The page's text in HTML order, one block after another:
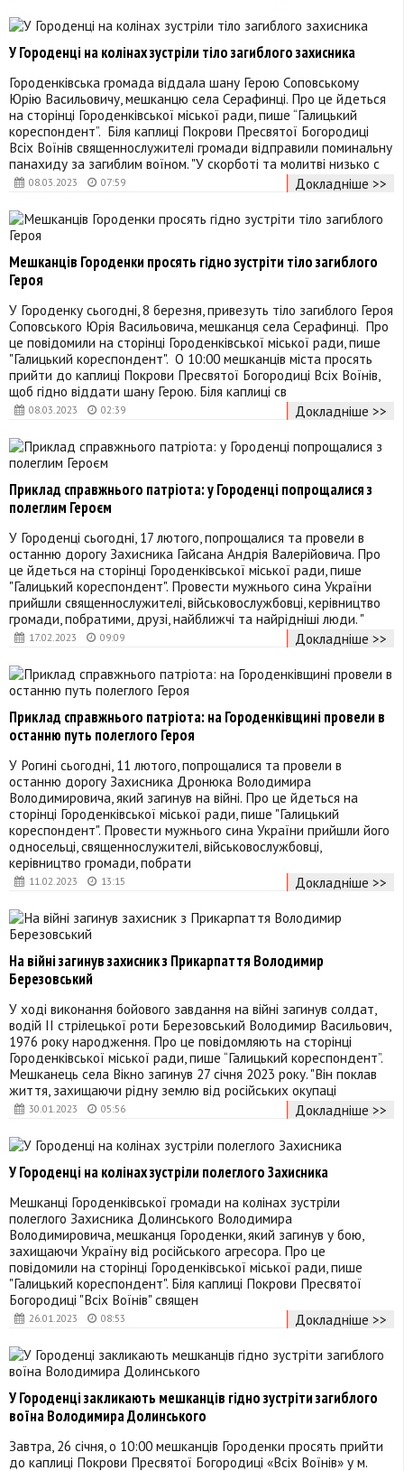
08.03.2023 07:59
У Городенці на колінах зустріли тіло загиблого захисника
Городенківська громада віддала шану Герою Соповському
Юрію Васильовичу, мешканцю села Серафинці. Про це йдеться
на сторінці Городенківської міської ради, пише “Галицький
кореспондент”. Біля каплиці Покрови Пресвятої Богородиці
Всіх Воїнів священнослужителі громади відправили поминальну
панахиду за загиблим воїном. "У скорботі та молитві низько с
Докладніше >>
08.03.2023 02:39
Мешканців Городенки просять гідно зустріти тіло загиблого
Героя
У Городенку сьогодні, 8 березня, привезуть тіло загиблого Героя
Соповського Юрія Васильовича, мешканця села Серафинці. Про
це повідомили на сторінці Городенківської міської ради, пише
"Галицький кореспондент". О 10:00 мешканців міста просять
прийти до каплиці Покрови Пресвятої Богородиці Всіх Воїнів,
щоб гідно віддати шану Герою. Біля каплиці св
Докладніше >>
17.02.2023 09:09
Приклад справжнього патріота: у Городенці попрощалися з
полеглим Героєм
У Городенці сьогодні, 17 лютого, попрощалися та провели в
останню дорогу Захисника Гайсана Андрія Валерійовича. Про
це йдеться на сторінці Городенківської міської ради, пише
"Галицький кореспондент". Провести мужнього сина України
прийшли священнослужителі, військовослужбовці, керівництво
громади, побратими, друзі, найближчі та найрідніші люди. "
Докладніше >>
11.02.2023 13:15
Приклад справжнього патріота: на Городенківщині провели в
останню путь полеглого Героя
У Рогині сьогодні, 11 лютого, попрощалися та провели в
останню дорогу Захисника Дронюка Володимира
Володимировича, який загинув на війні. Про це йдеться на
сторінці Городенківської міської ради, пише "Галицький
кореспондент". Провести мужнього сина України прийшли його
односельці, священнослужителі, військовослужбовці,
керівництво громади, побрати
Докладніше >>
30.01.2023 05:56
На війні загинув захисник з Прикарпаття Володимир
Березовський
У ході виконання бойового завдання на війні загинув солдат,
водій ІІ стрілецької роти Березовський Володимир Васильович,
1976 року народження. Про це повідомляють на сторінці
Городенківської міської ради, пише “Галицький кореспондент”.
Мешканець села Вікно загинув 27 січня 2023 року. "Він поклав
життя, захищаючи рідну землю від російських окупаці
Докладніше >>
26.01.2023 08:53
У Городенці на колінах зустріли полеглого Захисника
Мешканці Городенківської громади на колінах зустріли
полеглого Захисника Долинського Володимира
Володимировича, мешканця Городенки, який загинув у бою,
захищаючи Україну від російського агресора. Про це
повідомили на сторінці Городенківської міської ради, пише
"Галицький кореспондент". Біля каплиці Покрови Пресвятої
Богородиці "Всіх Воїнів" священ
Докладніше >>
У Городенці закликають мешканців гідно зустріти загиблого
воїна Володимира Долинського
Завтра, 26 січня, о 10:00 мешканців Городенки просять прийти
до каплиці Покрови Пресвятої Богородиці «Всіх Воїнів» у м.